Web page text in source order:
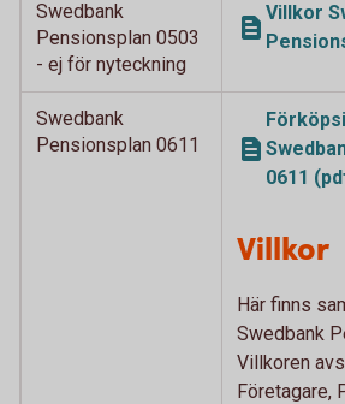
Swedbank
Pensionsplan 0503
- ej för nyteckning
Villkor
Swedbank
Pensionsplan 0611
0611
Villkor
Här finns
Swedbank
Villkoren
Företagare,